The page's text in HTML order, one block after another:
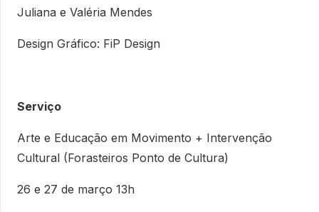
Juliana e Valéria Mendes
Design Gráfico: FiP Design
Serviço
Arte e Educação em Movimento + Intervenção
Cultural (Forasteiros Ponto de Cultura)
26 e 27 de março 13h